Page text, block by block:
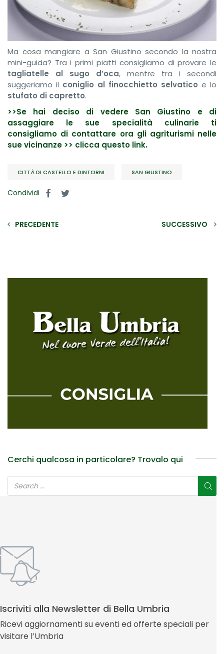
Ma cosa mangiare a San Giustino secondo la nostra
mini-guida? Tra i primi piatti consigliamo di provare le
tagliatelle al sugo d’oca, mentre tra i secondi
suggeriamo il coniglio al finocchietto selvatico e lo
stufato di capretto.
>>Se hai deciso di vedere San Giustino e di
assaggiare le sue specialità culinarie ti
consigliamo di contattare ora gli agriturismi nelle
sue vicinanze >> clicca questo link.
CITTÀ DI CASTELLO E DINTORNI SAN GIUSTINO
Condividi
PRECEDENTE SUCCESSIVO
Cerchi qualcosa in particolare? Trovalo qui
Iscriviti alla Newsletter di Bella Umbria
Ricevi aggiornamenti su eventi ed offerte speciali per
visitare l’Umbria